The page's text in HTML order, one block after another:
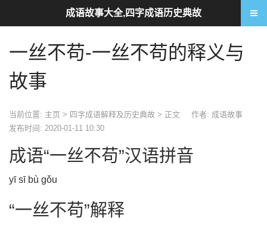
一丝不苟-一丝不苟的释义与
故事
当前位置: 主页 > 四字成语解释及历史典故 > 正文
作者: 成语故事
发布时间: 2020-01-11 10:30
成语“一丝不苟”汉语拼音
yī sī bù gǒu
“一丝不苟”解释
成语故事大全,四字成语历史典故